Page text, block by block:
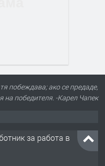
побеждава; ако се предаде,
на победителя. -Карел Чапек
за работа в